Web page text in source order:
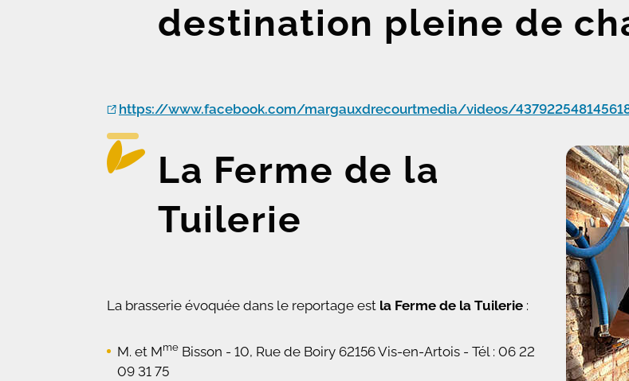
destination pleine de
https://www.facebook.com/margauxdrecourtmedia/videos/
La Ferme de la
Tuilerie
La brasserie évoquée dans le reportage est la Ferme de la Tuilerie :
M. et Mme Bisson - 10, Rue de Boiry 62156 Vis-en-Artois - Tél : 06 22
09 31 75